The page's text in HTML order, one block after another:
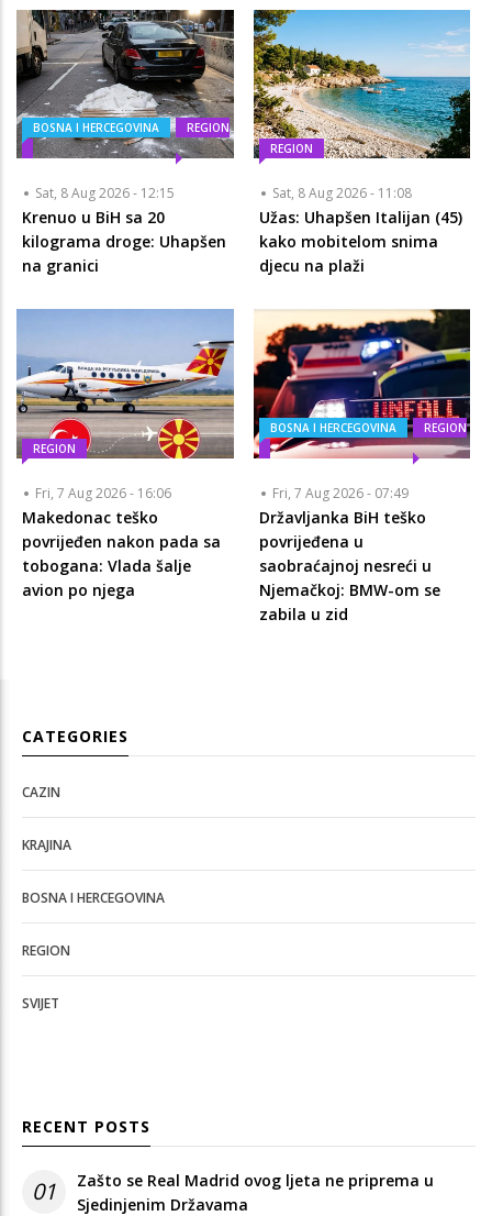
BOSNA I HERCEGOVINA REGION
Sat, 8 Aug 2026 - 12:15
Krenuo u BiH sa 20
kilograma droge: Uhapšen
na granici
REGION
Sat, 8 Aug 2026 - 11:08
Užas: Uhapšen Italijan (45)
kako mobitelom snima
djecu na plaži
REGION
Fri, 7 Aug 2026 - 16:06
Makedonac teško
povrijeđen nakon pada sa
tobogana: Vlada šalje
avion po njega
BOSNA I HERCEGOVINA REGION
Fri, 7 Aug 2026 - 07:49
Državljanka BiH teško
povrijeđena u
saobraćajnoj nesreći u
Njemačkoj: BMW-om se
zabila u zid
CATEGORIES
CAZIN
KRAJINA
BOSNA I HERCEGOVINA
REGION
SVIJET
RECENT POSTS
01
Zašto se Real Madrid ovog ljeta ne priprema u
Sjedinjenim Državama